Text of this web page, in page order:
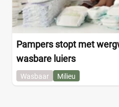
Pampers stopt met
wasbare luiers
Wasbaar Milieu